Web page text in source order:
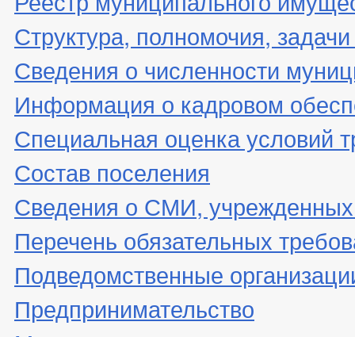
Структура, полномочия,
Сведения о численности
Информация о кадровом
Специальная оценка условий
Состав поселения
Сведения о СМИ,
Перечень обязательных
Подведомственные
Предпринимательство